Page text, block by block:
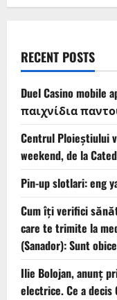
RECENT POSTS
Duel Casino
παιχνίδια
Centrul Ploieștiului
weekend, de la
Pin-up slotlari: eng
Cum îți verifici
care te trimite la
(Sanador): Sunt
Ilie Bolojan, anunț
electrice. Ce a decis